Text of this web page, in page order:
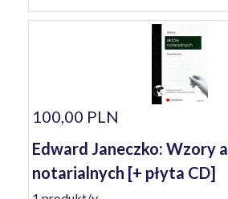
100,00 PLN
Edward Janeczko: Wzory
notarialnych [+ płyta CD]